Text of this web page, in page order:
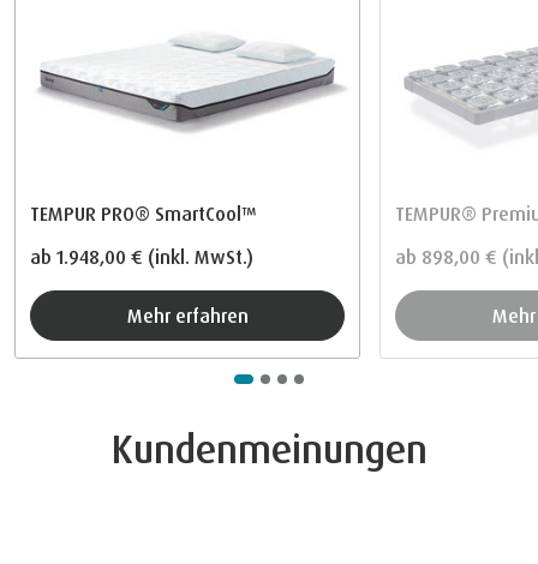
TEMPUR PRO® SmartCool™
ab 1.948,00 € (inkl. MwSt.)
Mehr erfahren
TEMPUR®
ab 898,00 €
Kundenmeinungen